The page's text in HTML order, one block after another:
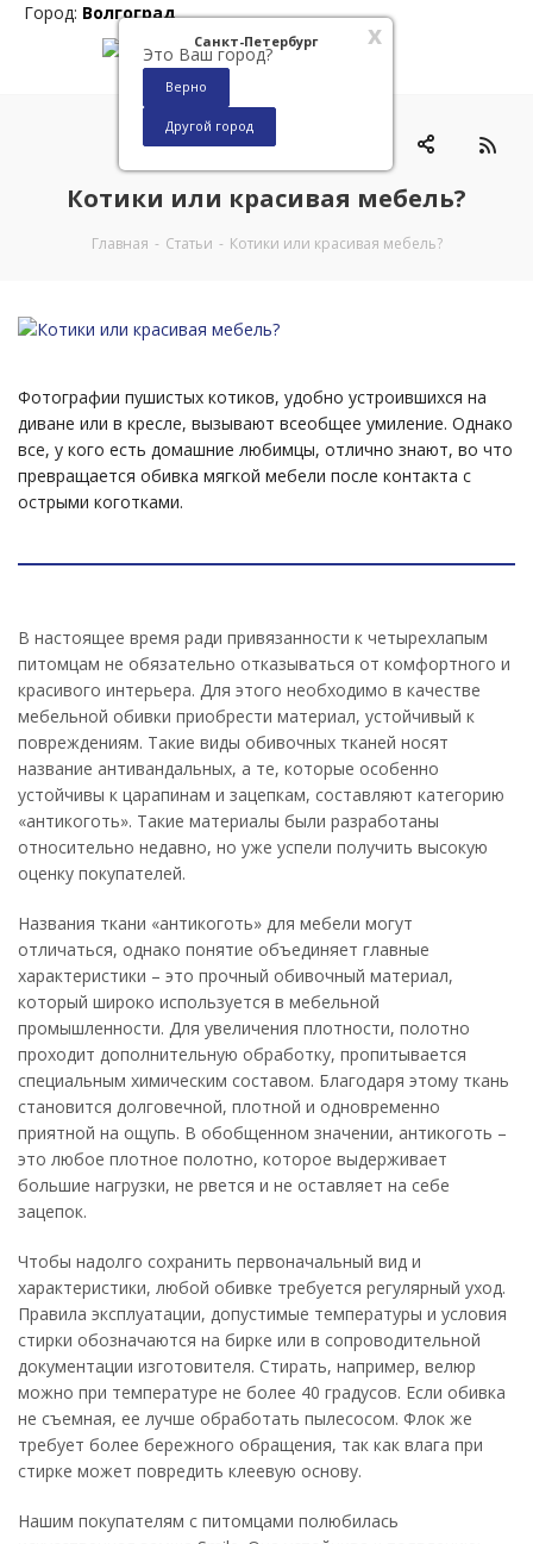
x
Санкт-Петербург
Это Ваш город?
Верно
Другой город
Город: Волгоград
0
Котики или красивая мебель?
Главная - Статьи - Котики или красивая мебель?
Фотографии пушистых котиков, удобно устроившихся на
диване или в кресле, вызывают всеобщее умиление. Однако
все, у кого есть домашние любимцы, отлично знают, во что
превращается обивка мягкой мебели после контакта с
острыми коготками.
В настоящее время ради привязанности к четырехлапым
питомцам не обязательно отказываться от комфортного и
красивого интерьера. Для этого необходимо в качестве
мебельной обивки приобрести материал, устойчивый к
повреждениям. Такие виды обивочных тканей носят
название антивандальных, а те, которые особенно
устойчивы к царапинам и зацепкам, составляют категорию
«антикоготь». Такие материалы были разработаны
относительно недавно, но уже успели получить высокую
оценку покупателей.
Названия ткани «антикоготь» для мебели могут
отличаться, однако понятие объединяет главные
характеристики – это прочный обивочный материал,
который широко используется в мебельной
промышленности. Для увеличения плотности, полотно
проходит дополнительную обработку, пропитывается
специальным химическим составом. Благодаря этому ткань
становится долговечной, плотной и одновременно
приятной на ощупь. В обобщенном значении, антикоготь –
это любое плотное полотно, которое выдерживает
большие нагрузки, не рвется и не оставляет на себе
зацепок.
Чтобы надолго сохранить первоначальный вид и
характеристики, любой обивке требуется регулярный уход.
Правила эксплуатации, допустимые температуры и условия
стирки обозначаются на бирке или в сопроводительной
документации изготовителя. Стирать, например, велюр
можно при температуре не более 40 градусов. Если обивка
не съемная, ее лучше обработать пылесосом. Флок же
требует более бережного обращения, так как влага при
стирке может повредить клеевую основу.
Нашим покупателям с питомцами полюбилась